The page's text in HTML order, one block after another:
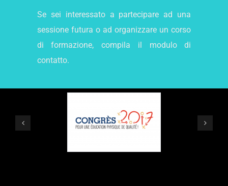
Se sei interessato a partecipare ad una
sessione futura o ad organizzare un corso
di formazione, compila il modulo di
contatto.